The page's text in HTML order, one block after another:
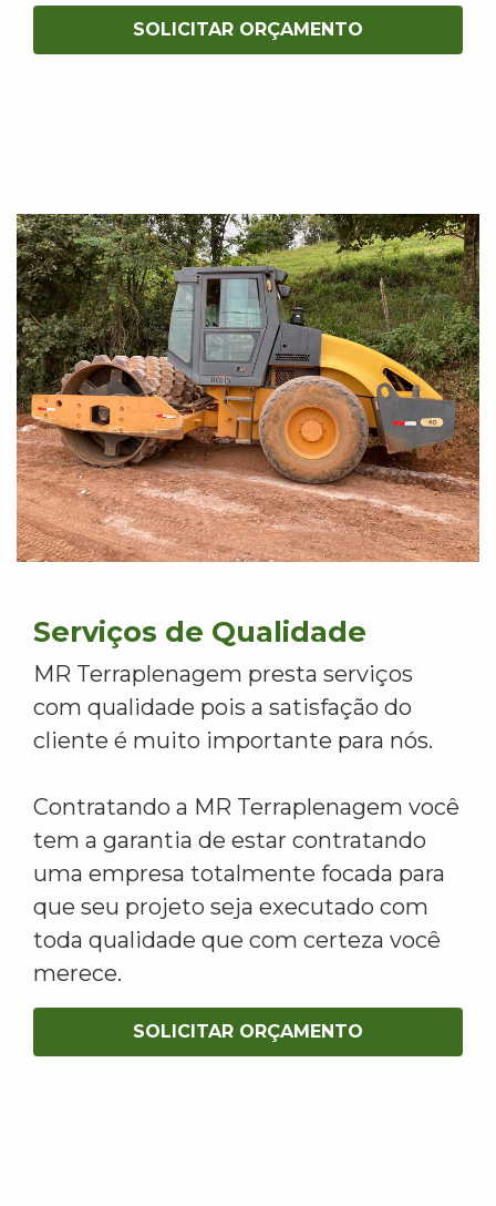
SOLICITAR ORÇAMENTO
Serviços de Qualidade
MR Terraplenagem presta serviços
com qualidade pois a satisfação do
cliente é muito importante para nós.
Contratando a MR Terraplenagem você
tem a garantia de estar contratando
uma empresa totalmente focada para
que seu projeto seja executado com
toda qualidade que com certeza você
merece.
SOLICITAR ORÇAMENTO